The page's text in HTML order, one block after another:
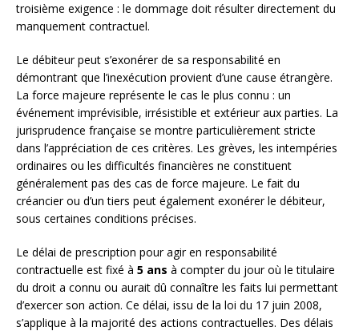
troisième exigence : le dommage doit résulter directement du
manquement contractuel.
Le débiteur peut s’exonérer de sa responsabilité en
démontrant que l’inexécution provient d’une cause étrangère.
La force majeure représente le cas le plus connu : un
événement imprévisible, irrésistible et extérieur aux parties. La
jurisprudence française se montre particulièrement stricte
dans l’appréciation de ces critères. Les grèves, les intempéries
ordinaires ou les difficultés financières ne constituent
généralement pas des cas de force majeure. Le fait du
créancier ou d’un tiers peut également exonérer le débiteur,
sous certaines conditions précises.
Le délai de prescription pour agir en responsabilité
contractuelle est fixé à 5 ans à compter du jour où le titulaire
du droit a connu ou aurait dû connaître les faits lui permettant
d’exercer son action. Ce délai, issu de la loi du 17 juin 2008,
s’applique à la majorité des actions contractuelles. Des délais